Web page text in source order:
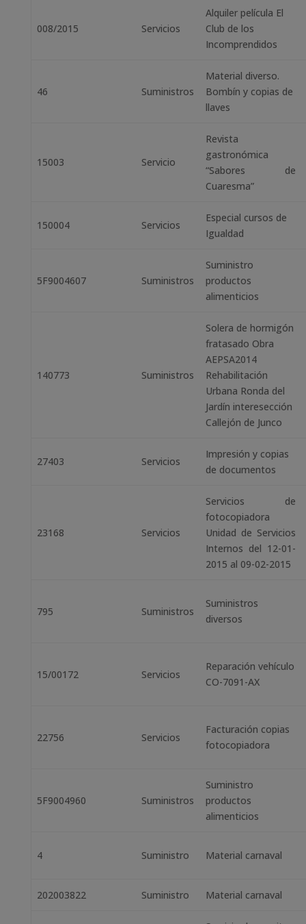
008/2015 Servicios
Alquiler película El
Club de los
Incomprendidos
46 Suministros
Material diverso.
Bombín y copias de
llaves
15003 Servicio
Revista
gastronómica
“Sabores de
Cuaresma”
150004 Servicios
Especial cursos de
Igualdad
5F9004607 Suministros
Suministro
productos
alimenticios
140773 Suministros
Solera de hormigón
fratasado Obra
AEPSA2014
Rehabilitación
Urbana Ronda del
Jardín interesección
Callejón de Junco
27403 Servicios
Impresión y copias
de documentos
23168 Servicios
Servicios de
fotocopiadora
Unidad de Servicios
Internos del 12-01-
2015 al 09-02-2015
795 Suministros
Suministros
diversos
15/00172 Servicios
Reparación vehículo
CO-7091-AX
22756 Servicios
Facturación copias
fotocopiadora
5F9004960 Suministros
Suministro
productos
alimenticios
4 Suministro Material carnaval
202003822 Suministro Material carnaval